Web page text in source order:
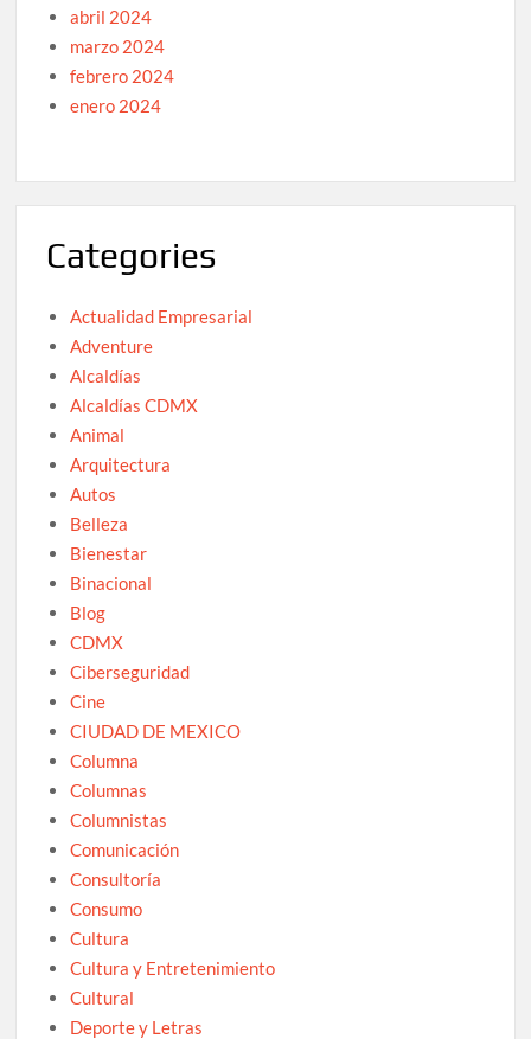
abril 2024
marzo 2024
febrero 2024
enero 2024
Categories
Actualidad Empresarial
Adventure
Alcaldías
Alcaldías CDMX
Animal
Arquitectura
Autos
Belleza
Bienestar
Binacional
Blog
CDMX
Ciberseguridad
Cine
CIUDAD DE MEXICO
Columna
Columnas
Columnistas
Comunicación
Consultoría
Consumo
Cultura
Cultura y Entretenimiento
Cultural
Deporte y Letras